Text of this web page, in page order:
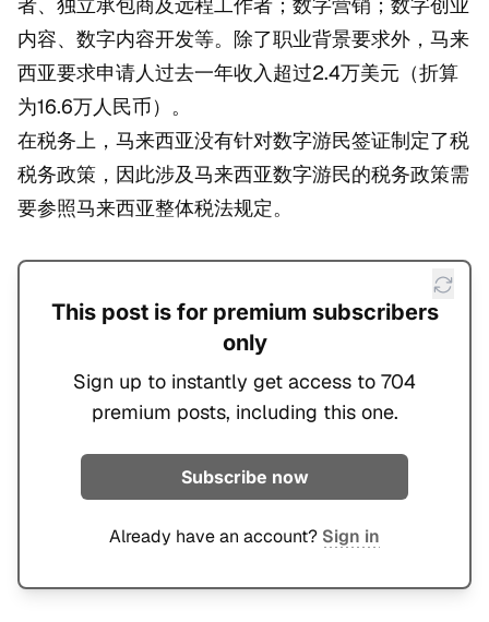
内容、数字内容开发等。除了职业背景要求外，马来
西亚要求申请人过去一年收入超过2.4万美元（折算
为16.6万人民币）。
在税务上，马来西亚没有针对数字游民签证制定了税
税务政策，因此涉及马来西亚数字游民的税务政策需
要参照马来西亚整体税法规定。
This post is for premium subscribers
only
Sign up to instantly get access to 704
premium posts, including this one.
Subscribe now
Already have an account? Sign in